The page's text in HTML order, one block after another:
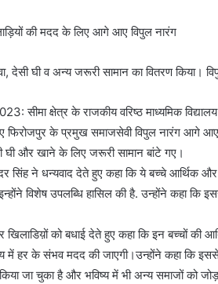
की मदद के लिए आगे आए विपुल नारंग
देसी घी व अन्य जरूरी सामान का वितरण किया।
सीमा क्षेत्र के राजकीय वरिष्ठ माध्यमिक
फिरोजपुर के प्रमुख समाजसेवी विपुल नारंग आगे
और खाने के लिए जरूरी सामान बांटे गए।
सिंह ने धन्यवाद देते हुए कहा कि ये बच्चे
विशेष उपलब्धि हासिल की है. उन्होंने कहा
को बधाई देते हुए कहा कि इन बच्चों की
हर के संभव मदद की जाएगी।उन्होंने कहा कि
जा चुका है और भविष्य में भी अन्य समाजों को